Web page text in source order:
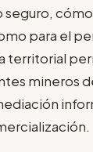
seguro,
para el
territorial
mineros